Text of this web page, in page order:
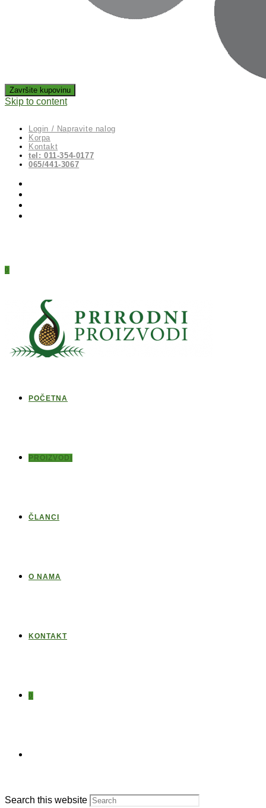
Skip to content
Login / Napravite nalog
Korpa
Kontakt
tel: 011-354-0177
065/441-3067
0
POČETNA
PROIZVODI
ČLANCI
O NAMA
KONTAKT
0
Search this website